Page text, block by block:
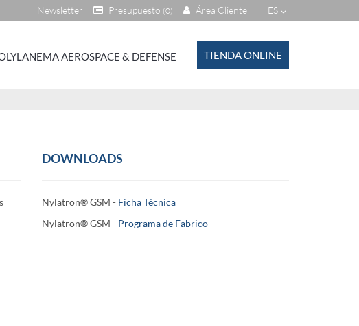
ES
Área Cliente
Presupuesto (0)
Newsletter
AEROSPACE & DEFENSE TIENDA ONLINE
DOWNLOADS
Nylatron® GSM - Ficha Técnica
Nylatron® GSM - Programa de Fabrico